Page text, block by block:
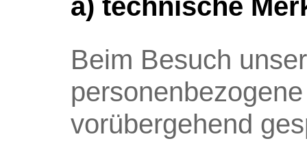
Beim Besuch
vorübergehend